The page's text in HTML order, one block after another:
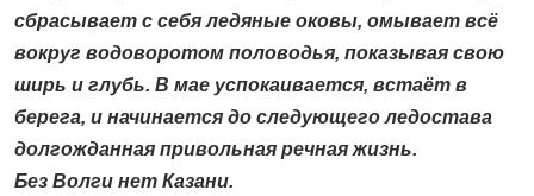
сбрасывает с себя ледяные оковы, омывает всё
вокруг водоворотом половодья, показывая свою
ширь и глубь. В мае успокаивается, встаёт в
берега, и начинается до следующего ледостава
долгожданная привольная речная жизнь.
Без Волги нет Казани.